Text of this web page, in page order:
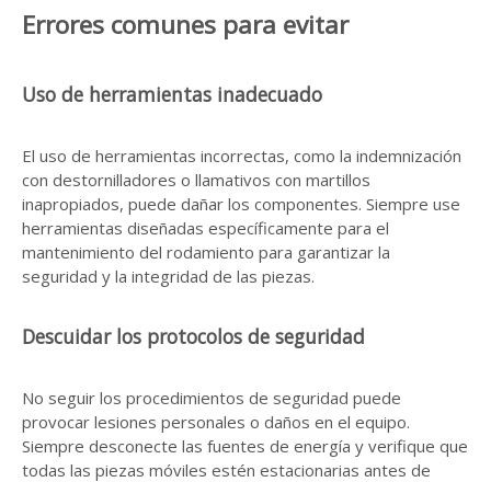
Errores comunes para evitar
Uso de herramientas inadecuado
El uso de herramientas incorrectas, como la indemnización
con destornilladores o llamativos con martillos
inapropiados, puede dañar los componentes. Siempre use
herramientas diseñadas específicamente para el
mantenimiento del rodamiento para garantizar la
seguridad y la integridad de las piezas.
Descuidar los protocolos de seguridad
No seguir los procedimientos de seguridad puede
provocar lesiones personales o daños en el equipo.
Siempre desconecte las fuentes de energía y verifique que
todas las piezas móviles estén estacionarias antes de